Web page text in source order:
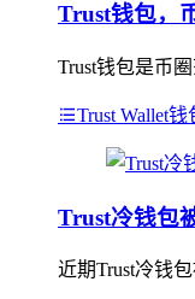
Trust钱包，
Trust钱包是币
Trust Wallet
Trust冷钱包
近期Trust冷钱